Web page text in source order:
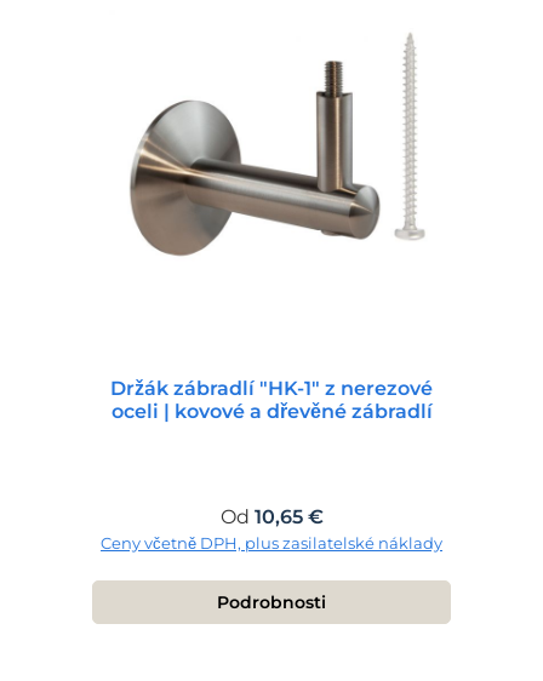
Držák zábradlí "HK-1" z nerezové
oceli | kovové a dřevěné zábradlí
Běžná cena:
Od 10,65 €
Ceny včetně DPH, plus zasilatelské náklady
Podrobnosti